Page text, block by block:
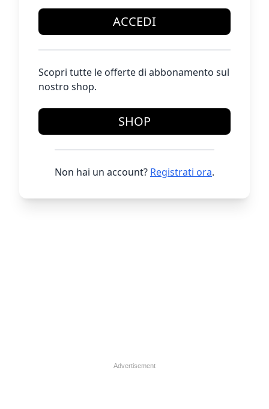
ACCEDI
Scopri tutte le offerte di abbonamento sul
nostro shop.
SHOP
Non hai un account? Registrati ora.